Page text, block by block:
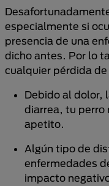
especialmente si
presencia de una
dicho antes. Por lo
cualquier pérdida
Debido al dolor,
diarrea, tu perro
apetito.
Algún tipo de
enfermedades
impacto